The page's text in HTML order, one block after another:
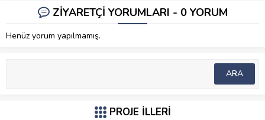
ZİYARETÇİ YORUMLARI - 0 YORUM
Henüz yorum yapılmamış.
PROJE İLLERİ